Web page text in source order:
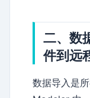
二、数
件到远
数据导入是